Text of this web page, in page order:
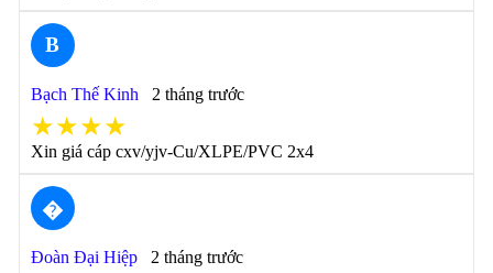
B
Bạch Thế Kinh 2 tháng trước
★★★★
Xin giá cáp cxv/yjv-Cu/XLPE/PVC 2x4
�
Đoàn Đại Hiệp 2 tháng trước